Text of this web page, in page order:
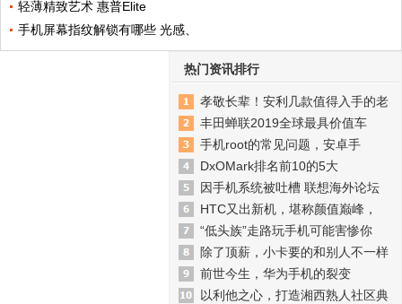
轻薄精致艺术 惠普Elite
手机屏幕指纹解锁有哪些 光感、
热门资讯排行
孝敬长辈！安利几款值得入手的老
丰田蝉联2019全球最具价值车
手机root的常见问题，安卓手
DxOMark排名前10的5大
因手机系统被吐槽 联想海外论坛
HTC又出新机，堪称颜值巅峰，
“低头族”走路玩手机可能害惨你
除了顶薪，小卡要的和别人不一样
前世今生，华为手机的裂变
以利他之心，打造湘西熟人社区典